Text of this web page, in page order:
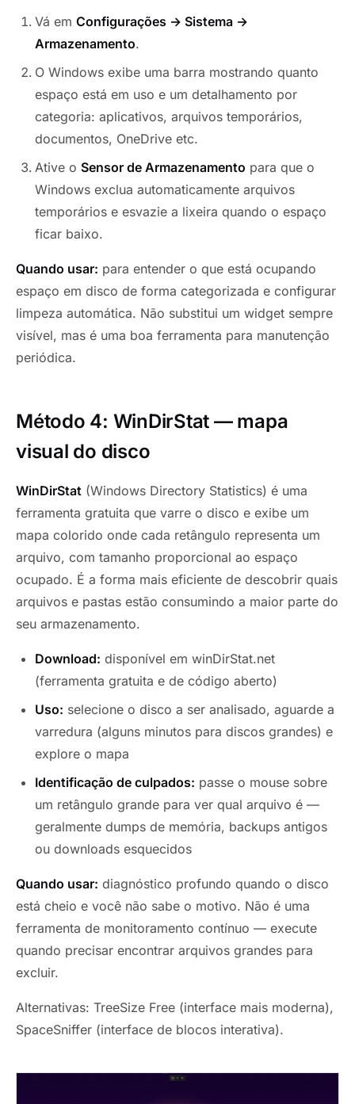
Vá em Configurações → Sistema →
Armazenamento.
O Windows exibe uma barra mostrando quanto
espaço está em uso e um detalhamento por
categoria: aplicativos, arquivos temporários,
documentos, OneDrive etc.
Ative o Sensor de Armazenamento para que o
Windows exclua automaticamente arquivos
temporários e esvazie a lixeira quando o espaço
ficar baixo.
Quando usar: para entender o que está ocupando
espaço em disco de forma categorizada e configurar
limpeza automática. Não substitui um widget sempre
visível, mas é uma boa ferramenta para manutenção
periódica.
Método 4: WinDirStat — mapa
visual do disco
WinDirStat (Windows Directory Statistics) é uma
ferramenta gratuita que varre o disco e exibe um
mapa colorido onde cada retângulo representa um
arquivo, com tamanho proporcional ao espaço
ocupado. É a forma mais eficiente de descobrir quais
arquivos e pastas estão consumindo a maior parte do
seu armazenamento.
Download: disponível em winDirStat.net
(ferramenta gratuita e de código aberto)
Uso: selecione o disco a ser analisado, aguarde a
varredura (alguns minutos para discos grandes) e
explore o mapa
Identificação de culpados: passe o mouse sobre
um retângulo grande para ver qual arquivo é —
geralmente dumps de memória, backups antigos
ou downloads esquecidos
Quando usar: diagnóstico profundo quando o disco
está cheio e você não sabe o motivo. Não é uma
ferramenta de monitoramento contínuo — execute
quando precisar encontrar arquivos grandes para
excluir.
Alternativas: TreeSize Free (interface mais moderna),
SpaceSniffer (interface de blocos interativa).